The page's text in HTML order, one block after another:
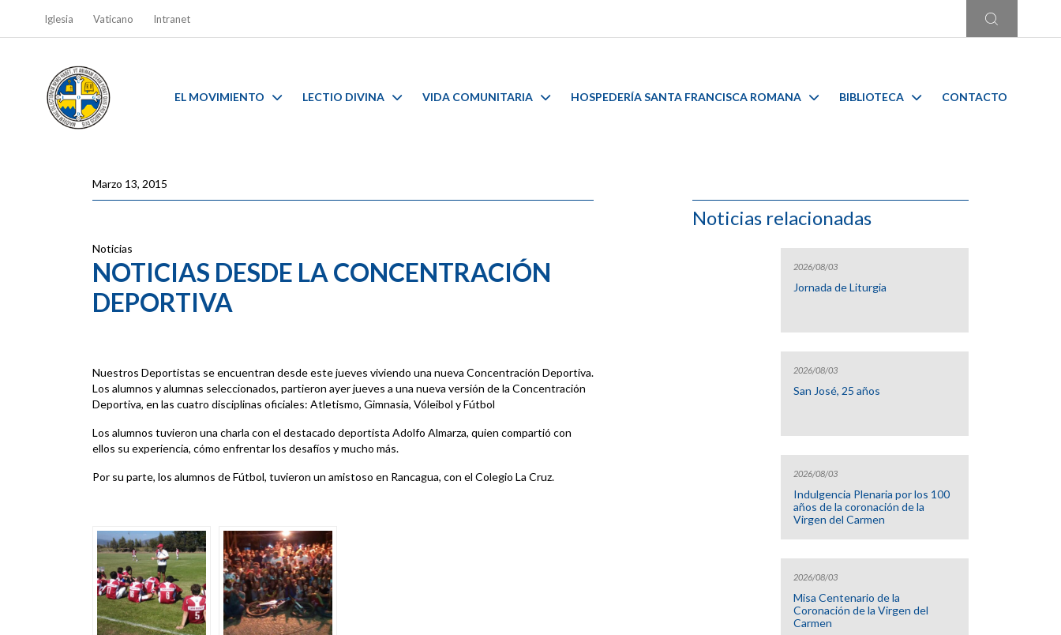
Iglesia Vaticano Intranet
EL MOVIMIENTO LECTIO DIVINA VIDA COMUNITARIA HOSPEDERÍA SANTA FRANCISCA ROMANA BIBLIOTECA CONTACTO
Marzo 13, 2015
Noticias
NOTICIAS DESDE LA CONCENTRACIÓN
DEPORTIVA
Nuestros Deportistas se encuentran desde este jueves viviendo una nueva Concentración Deportiva.
Los alumnos y alumnas seleccionados, partieron ayer jueves a una nueva versión de la Concentración
Deportiva, en las cuatro disciplinas oficiales: Atletismo, Gimnasia, Vóleibol y Fútbol
Los alumnos tuvieron una charla con el destacado deportista Adolfo Almarza, quien compartió con
ellos su experiencia, cómo enfrentar los desafíos y mucho más.
Por su parte, los alumnos de Fútbol, tuvieron un amistoso en Rancagua, con el Colegio La Cruz.
Noticias relacionadas
2026/08/03
Jornada de Liturgia
2026/08/03
San José, 25 años
2026/08/03
Indulgencia Plenaria por los 100
años de la coronación de la
Virgen del Carmen
2026/08/03
Misa Centenario de la
Coronación de la Virgen del
Carmen